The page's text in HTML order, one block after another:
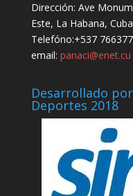
Dirección: Ave
Este, La Habana, Cuba
Telefóno:+537
email: panaci@enet.cu
Deportes 2018